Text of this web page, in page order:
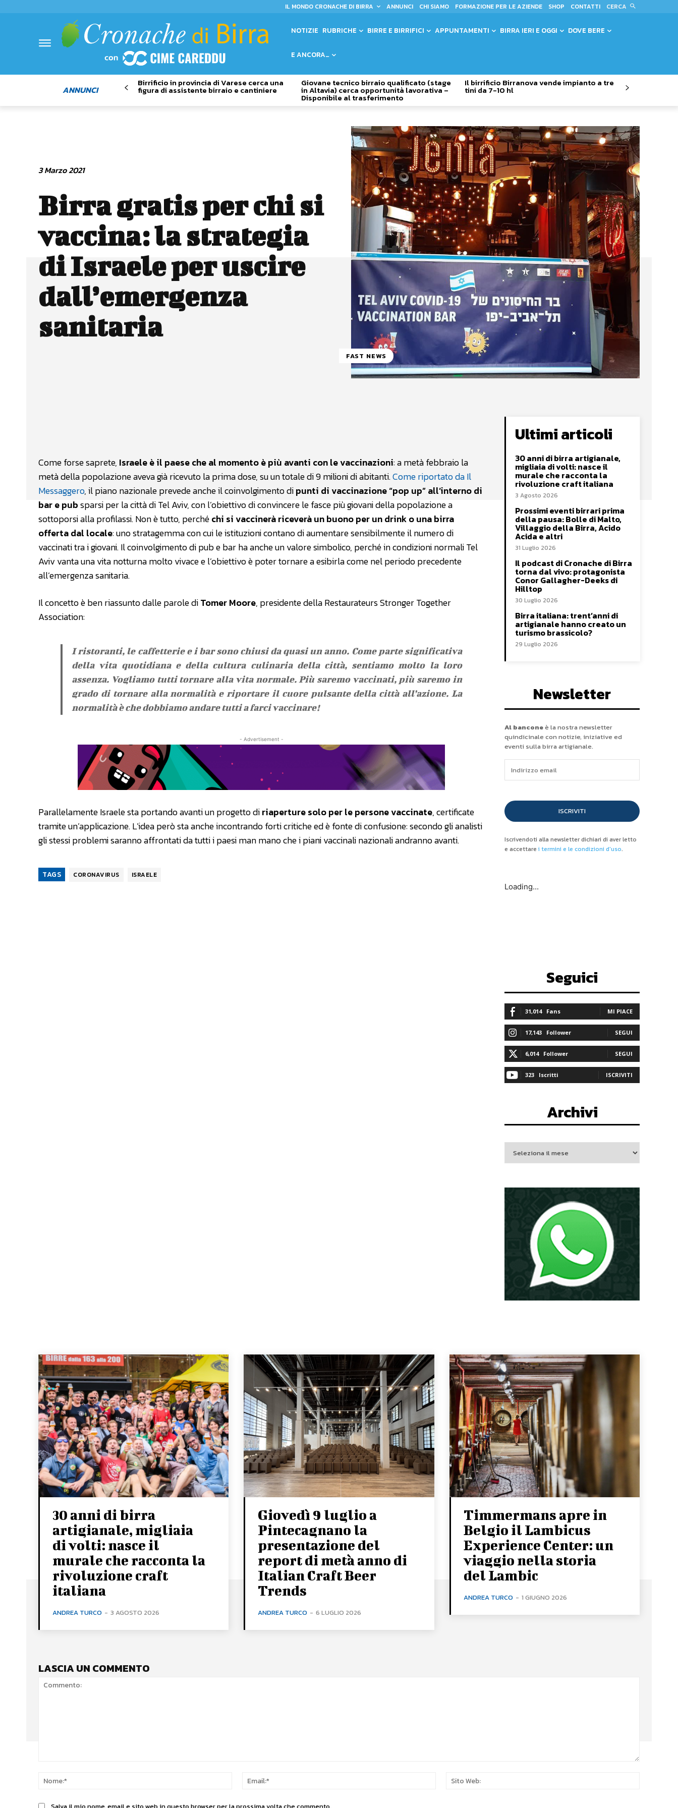
IL MONDO CRONACHE DI BIRRA ANNUNCI CHI SIAMO FORMAZIONE PER LE AZIENDE SHOP CONTATTI CERCA
NOTIZIE RUBRICHE BIRRE E BIRRIFICI APPUNTAMENTI BIRRA IERI E OGGI DOVE BERE
E ANCORA…
ANNUNCI
Birrificio in provincia di Varese cerca una
figura di assistente birraio e cantiniere
Giovane tecnico birraio qualificato (stage
in Altavia) cerca opportunità lavorativa –
Disponibile al trasferimento
Il birrificio Birranova vende impianto a tre
tini da 7-10 hl
3 Marzo 2021
Birra gratis per chi si
vaccina: la strategia
di Israele per uscire
dall’emergenza
sanitaria
FAST NEWS
Come forse saprete, Israele è il paese che al momento è più avanti con le vaccinazioni: a metà febbraio la
metà della popolazione aveva già ricevuto la prima dose, su un totale di 9 milioni di abitanti.Come riportato da Il
Messaggero, il piano nazionale prevede anche il coinvolgimento dipunti di vaccinazione “pop up” all’interno di
bar e pubsparsi per la città di Tel Aviv, con l’obiettivo di convincere le fasce più giovani della popolazione a
sottoporsi alla profilassi. Non è tutto, perchéchi si vaccinerà riceverà un buono per un drink o una birra
offerta dal locale: uno stratagemma con cui le istituzioni contano di aumentare sensibilmente il numero di
vaccinati tra i giovani. Il coinvolgimento di pub e bar ha anche un valore simbolico, perché in condizioni normali Tel
Aviv vanta una vita notturna molto vivace e l’obiettivo è poter tornare a esibirla come nel periodo precedente
all’emergenza sanitaria.
Il concetto è ben riassunto dalle parole diTomer Moore, presidente della Restaurateurs Stronger Together
Association:
I ristoranti, le caffetterie e i bar sono chiusi da quasi un anno. Come parte significativa
della vita quotidiana e della cultura culinaria della città, sentiamo molto la loro
assenza. Vogliamo tutti tornare alla vita normale. Più saremo vaccinati, più saremo in
grado di tornare alla normalità e riportare il cuore pulsante della città all’azione. La
normalità è che dobbiamo andare tutti a farci vaccinare!
- Advertisement -
Parallelamente Israele sta portando avanti un progetto diriaperture solo per le persone vaccinate, certificate
tramite un’applicazione. L’idea però sta anche incontrando forti critiche ed è fonte di confusione: secondo gli analisti
gli stessi problemi saranno affrontati da tutti i paesi man mano che i piani vaccinali nazionali andranno avanti.
TAGS CORONAVIRUS ISRAELE
Ultimi articoli
30 anni di birra artigianale,
migliaia di volti: nasce il
murale che racconta la
rivoluzione craft italiana
3 Agosto 2026
Prossimi eventi birrari prima
della pausa: Bolle di Malto,
Villaggio della Birra, Acido
Acida e altri
31 Luglio 2026
Il podcast di Cronache di Birra
torna dal vivo: protagonista
Conor Gallagher-Deeks di
Hilltop
30 Luglio 2026
Birra italiana: trent’anni di
artigianale hanno creato un
turismo brassicolo?
29 Luglio 2026
Newsletter
Al banconeè la nostra newsletter
quindicinale con notizie, iniziative ed
eventi sulla birra artigianale.
ISCRIVITI
Iscrivendoti alla newsletter dichiari di aver letto
e accettare i termini e le condizioni d'uso.
Loading...
Seguici
31,014 Fans MI PIACE
17,143 Follower SEGUI
6,014 Follower SEGUI
323 Iscritti ISCRIVITI
Archivi
30 anni di birra
artigianale, migliaia
di volti: nasce il
murale che racconta la
rivoluzione craft
italiana
ANDREA TURCO - 3 AGOSTO 2026
Giovedì 9 luglio a
Pintecagnano la
presentazione del
report di metà anno di
Italian Craft Beer
Trends
ANDREA TURCO - 6 LUGLIO 2026
Timmermans apre in
Belgio il Lambicus
Experience Center: un
viaggio nella storia
del Lambic
ANDREA TURCO - 1 GIUGNO 2026
LASCIA UN COMMENTO
Nome:*
Email:*